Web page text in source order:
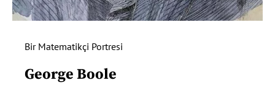
Bir Matematikçi Portresi
George Boole